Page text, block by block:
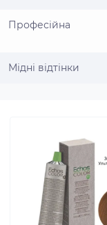
Професійна
Мідні відтінки